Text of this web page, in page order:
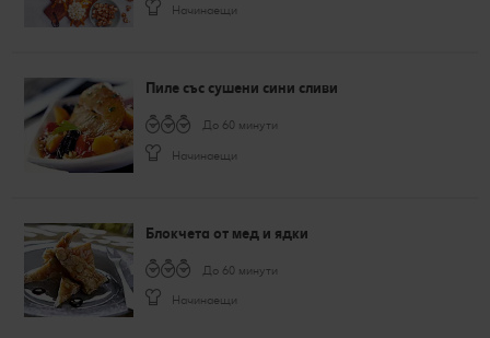
Начинаещи
Пиле със сушени сини сливи
До 60 минути
Начинаещи
Блокчета от мед и ядки
До 60 минути
Начинаещи